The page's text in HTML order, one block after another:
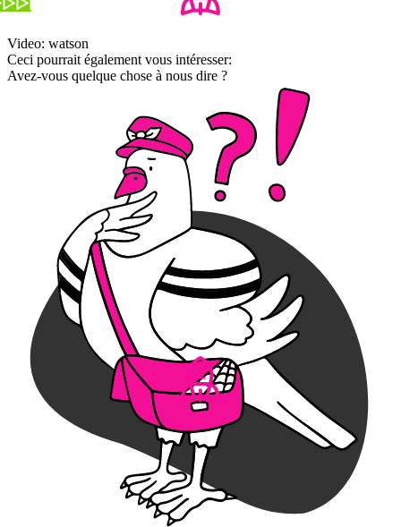
Video: watson
Ceci pourrait également vous intéresser:
Avez-vous quelque chose à nous dire ?